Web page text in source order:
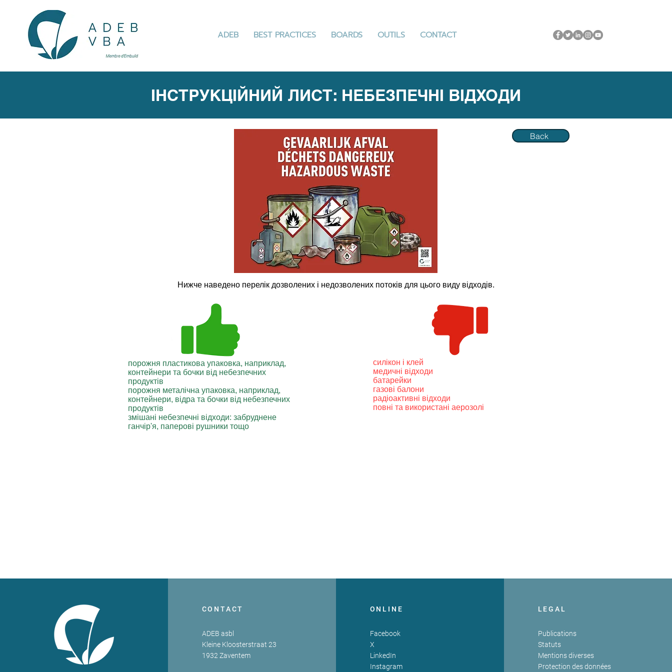
ADEB BEST PRACTICES BOARDS OUTILS CONTACT
ІНСТРУКЦІЙНИЙ ЛИСТ: НЕБЕЗПЕЧНІ ВІДХОДИ
Back
Нижче наведено перелік дозволених і недозволених потоків для цього виду відходів.
порожня пластикова упаковка, наприклад,
контейнери та бочки від небезпечних
продуктів
порожня металічна упаковка, наприклад,
контейнери, відра та бочки від небезпечних
продуктів
змішані небезпечні відходи: забруднене
ганчір'я, паперові рушники тощо
силікон і клей
медичні відходи
батарейки
газові балони
радіоактивні відходи
повні та використані аерозолі
CONTACT
ADEB asbl
Kleine Kloosterstraat 23
1932 Zaventem
ONLINE
Facebook
X
LinkedIn
Instagram
LEGAL
Publications
Statuts
Mentions diverses
Protection des données